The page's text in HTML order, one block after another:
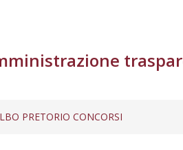
PRETORIO CONCORSI